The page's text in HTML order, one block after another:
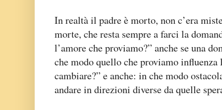
In realtà il padre è morto, non c’era
morte, che resta sempre a farci la
l’amore che proviamo?” anche se una
che modo quello che proviamo influenza
cambiare?” e anche: in che modo
andare in direzioni diverse da quelle